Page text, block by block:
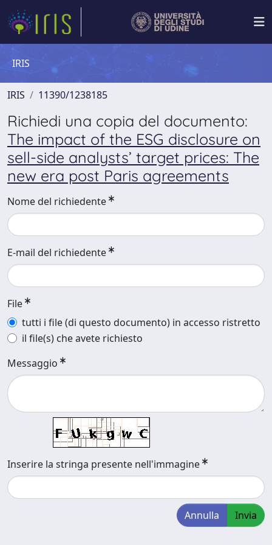
IRIS
IRIS 11390/1238185
Richiedi una copia del documento:
The impact of the ESG disclosure on
sell-side analysts’ target prices: The
new era post Paris agreements
Nome del richiedente
E-mail del richiedente
File
tutti i file (di questo documento) in accesso ristretto
il file(s) che avete richiesto
Messaggio
Inserire la stringa presente nell'immagine
Annulla Invia